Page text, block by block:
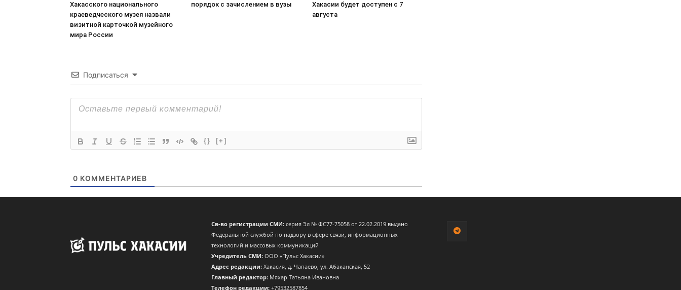
Хакасского национального
краеведческого музея назвали
визитной карточкой музейного
мира России
порядок с зачислением в вузы
Хакасии будет доступен с 7
августа
Подписаться
{} [+]
0 КОММЕНТАРИЕВ
Св-во регистрации СМИ: серия Эл № ФС77-75058 от 22.02.2019 выдано
Федеральной службой по надзору в сфере связи, информационных
технологий и массовых коммуникаций
Учредитель СМИ: ООО «Пульс Хакасии»
Адрес редакции: Хакасия, д. Чапаево, ул. Абаканская, 52
Главный редактор: Мяхар Татьяна Ивановна
Телефон редакции: +79532587854